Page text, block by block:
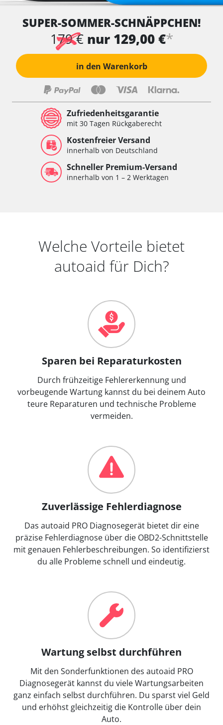
SUPER-SOMMER-SCHNÄPPCHEN!
179 € nur 129,00 €*
in den Warenkorb
Zufriedenheitsgarantie
mit 30 Tagen Rückgaberecht
Kostenfreier Versand
innerhalb von Deutschland
Schneller Premium-Versand
innerhalb von 1 – 2 Werktagen
Welche Vorteile bietet
autoaid für Dich?
Sparen bei Reparaturkosten
Durch frühzeitige Fehlererkennung und
vorbeugende Wartung kannst du bei deinem Auto
teure Reparaturen und technische Probleme
vermeiden.
Zuverlässige Fehlerdiagnose
Das autoaid PRO Diagnosegerät bietet dir eine
präzise Fehlerdiagnose über die OBD2-Schnittstelle
mit genauen Fehlerbeschreibungen. So identifizierst
du alle Probleme schnell und eindeutig.
Wartung selbst durchführen
Mit den Sonderfunktionen des autoaid PRO
Diagnosegerät kannst du viele Wartungsarbeiten
ganz einfach selbst durchführen. Du sparst viel Geld
und erhöhst gleichzeitig die Kontrolle über dein
Auto.